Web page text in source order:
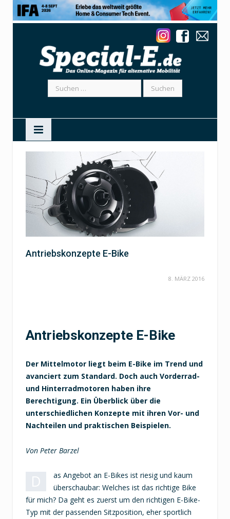
Suchen
nach:
Antriebskonzepte E-Bike
8. MÄRZ 2016
Antriebskonzepte E-Bike
Der Mittelmotor liegt beim E-Bike im Trend und
avanciert zum Standard. Doch auch Vorderrad-
und Hinterradmotoren haben ihre
Berechtigung. Ein Überblick über die
unterschiedlichen Konzepte mit ihren Vor- und
Nachteilen und praktischen Beispielen.
Von Peter Barzel
D
as Angebot an E-Bikes ist riesig und kaum
überschaubar: Welches ist das richtige Bike
für mich? Da geht es zuerst um den richtigen E-Bike-
Typ mit der passenden Sitzposition, eher sportlich